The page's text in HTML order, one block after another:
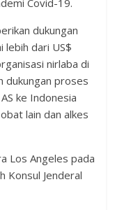
Covid-19.
dukungan
dari US$
nirlaba di
dukungan proses
ke Indonesia
lain dan alkes
Los Angeles pada
Konsul Jenderal